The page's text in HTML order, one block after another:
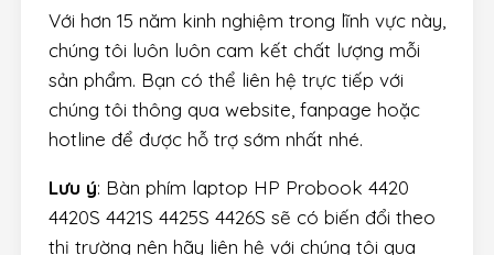
Với hơn 15 năm kinh nghiệm trong lĩnh vực này,
chúng tôi luôn luôn cam kết chất lượng mỗi
sản phẩm. Bạn có thể liên hệ trực tiếp với
chúng tôi thông qua website, fanpage hoặc
hotline để được hỗ trợ sớm nhất nhé.
Lưu ý: Bàn phím laptop HP Probook 4420
4420S 4421S 4425S 4426S sẽ có biến đổi theo
thị trường nên hãy liên hệ với chúng tôi qua